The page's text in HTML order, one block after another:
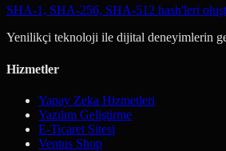
SHA-1, SHA-256, SHA-512 hash'leri
Yenilikçi teknoloji ile dijital deneyimlerin
Hizmetler
Yapay Zeka Hizmetleri
Yazılım Geliştirme
E-Ticaret Sitesi
Ventus Shop